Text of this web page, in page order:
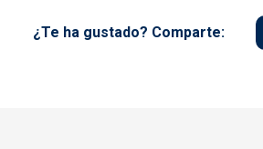
¿Te ha gustado? Comparte: